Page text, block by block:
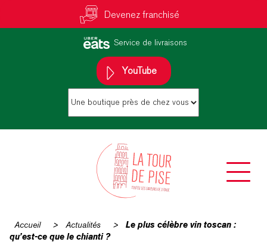
Devenez franchisé
Service de livraisons
YouTube
Accueil > Actualités >
Le plus célèbre vin toscan :
qu’est-ce que le chianti ?